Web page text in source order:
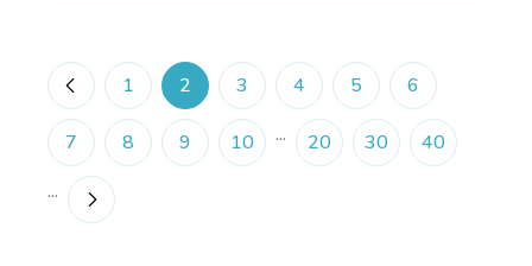
« 1 2 3 4 5 6
7 8 9 10 ... 20 30
40
...
»